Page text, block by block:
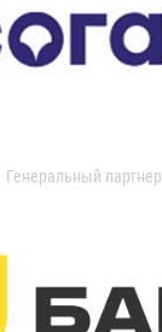
Генеральный партнер